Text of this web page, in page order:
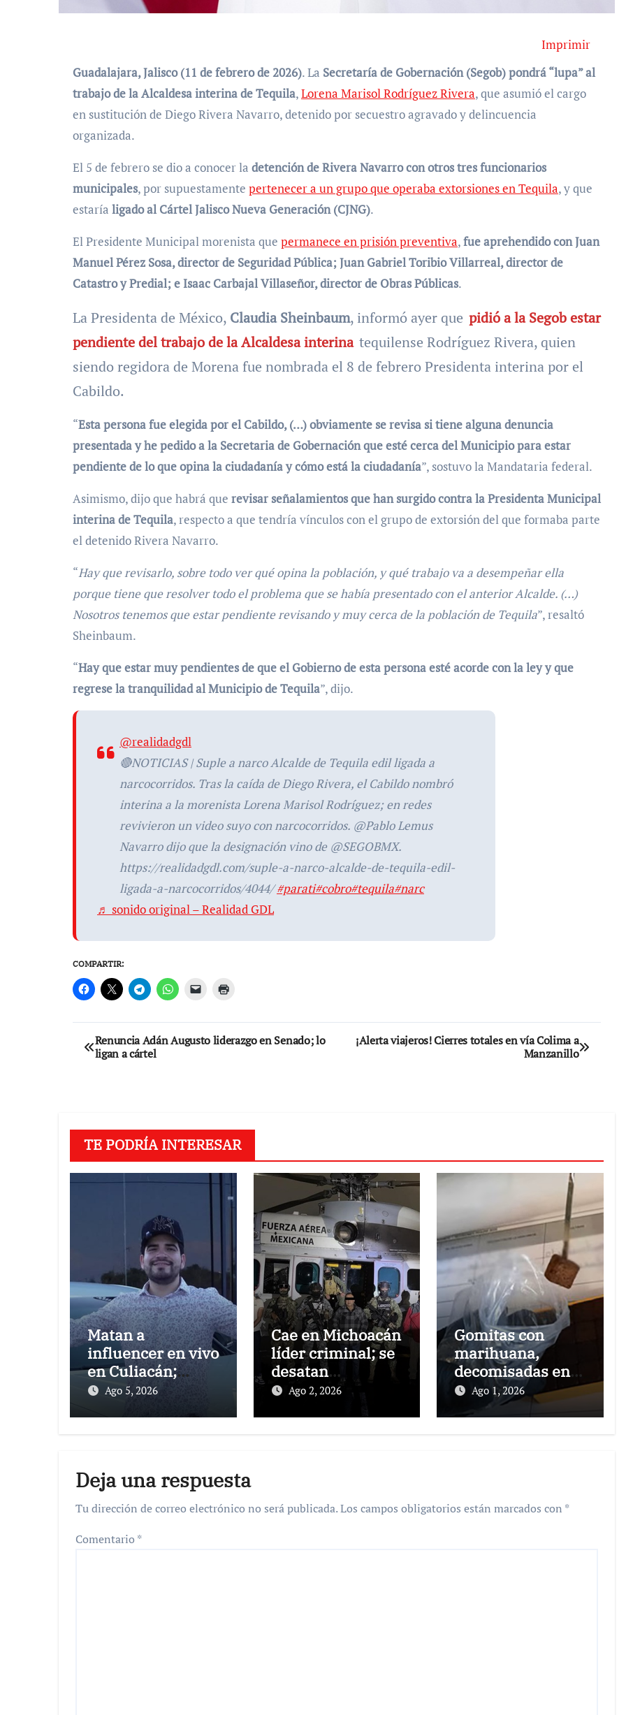
Imprimir
Guadalajara, Jalisco (11 de febrero de 2026). La Secretaría de Gobernación (Segob) pondrá “lupa” al
trabajo de la Alcaldesa interina de Tequila,Lorena Marisol Rodríguez Rivera, que asumió el cargo
en sustitución de Diego Rivera Navarro, detenido por secuestro agravado y delincuencia
organizada.
El 5 de febrero se dio a conocer la detención de Rivera Navarro con otros tres funcionarios
municipales, por supuestamente pertenecer a un grupo que operaba extorsiones en Tequila, y que
estaría ligado al Cártel Jalisco Nueva Generación (CJNG).
El Presidente Municipal morenista que permanece en prisión preventiva,fue aprehendido con Juan
Manuel Pérez Sosa, director de Seguridad Pública; Juan Gabriel Toribio Villarreal, director de
Catastro y Predial; e Isaac Carbajal Villaseñor, director de Obras Públicas.
La Presidenta de México, Claudia Sheinbaum, informó ayer que pidió a la Segob estar
pendiente del trabajo de la Alcaldesa interina tequilense Rodríguez Rivera, quien
siendo regidora de Morena fue nombrada el 8 de febrero Presidenta interina por el
Cabildo.
“Esta persona fue elegida por el Cabildo, (…) obviamente se revisa si tiene alguna denuncia
presentada y he pedido a la Secretaria de Gobernación que esté cerca del Municipio para estar
pendiente de lo que opina la ciudadanía y cómo está la ciudadanía”, sostuvo la Mandataria federal.
Asimismo, dijo que habrá que revisar señalamientos que han surgido contra la Presidenta Municipal
interina de Tequila, respecto a que tendría vínculos con el grupo de extorsión del que formaba parte
el detenido Rivera Navarro.
“Hay que revisarlo, sobre todo ver qué opina la población, y qué trabajo va a desempeñar ella
porque tiene que resolver todo el problema que se había presentado con el anterior Alcalde. (…)
Nosotros tenemos que estar pendiente revisando y muy cerca de la población de Tequila”, resaltó
Sheinbaum.
“Hay que estar muy pendientes de que el Gobierno de esta persona esté acorde con la ley y que
regrese la tranquilidad al Municipio de Tequila”, dijo.
@realidadgdl
🔴NOTICIAS | Suple a narco Alcalde de Tequila edil ligada a
narcocorridos. Tras la caída de Diego Rivera, el Cabildo nombró
interina a la morenista Lorena Marisol Rodríguez; en redes
revivieron un video suyo con narcocorridos. @Pablo Lemus
Navarro dijo que la designación vino de @SEGOBMX.
https://realidadgdl.com/suple-a-narco-alcalde-de-tequila-edil-
ligada-a-narcocorridos/4044/#parati#cobro#tequila#narc
♬ sonido original – Realidad GDL
COMPARTIR:
Navegación
de
Renuncia Adán Augusto liderazgo en Senado; lo
ligan a cártel
¡Alerta viajeros! Cierres totales en vía Colima a
Manzanillo
TE PODRÍA INTERESAR
Matan a
influencer en vivo
en Culiacán;
indagan sus ‘post’
Ago 5, 2026
Cae en Michoacán
líder criminal; se
desatan
narcobloqueos
Ago 2, 2026
Gomitas con
marihuana,
decomisadas en
aeropuerto de
Toluca
Ago 1, 2026
Deja una respuesta
Tu dirección de correo electrónico no será publicada.Los campos obligatorios están marcados con *
Comentario *